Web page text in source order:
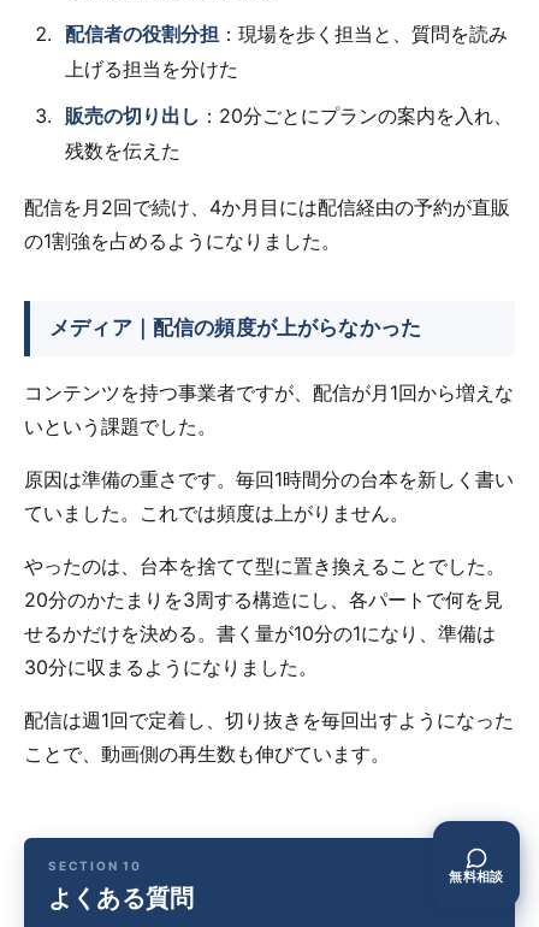
配信者の役割分担 ：現場を歩く担当と、質問を読み
上げる担当を分けた
販売の切り出し ：20分ごとにプランの案内を入れ、
残数を伝えた
配信を月2回で続け、4か月目には配信経由の予約が直販
の1割強を占めるようになりました。
メディア｜配信の頻度が上がらなかった
コンテンツを持つ事業者ですが、配信が月1回から増えな
いという課題でした。
原因は準備の重さです。毎回1時間分の台本を新しく書い
ていました。これでは頻度は上がりません。
やったのは、台本を捨てて型に置き換えることでした。
20分のかたまりを3周する構造にし、各パートで何を見
せるかだけを決める。書く量が10分の1になり、準備は
30分に収まるようになりました。
配信は週1回で定着し、切り抜きを毎回出すようになった
ことで、動画側の再生数も伸びています。
よくある質問
無料相談